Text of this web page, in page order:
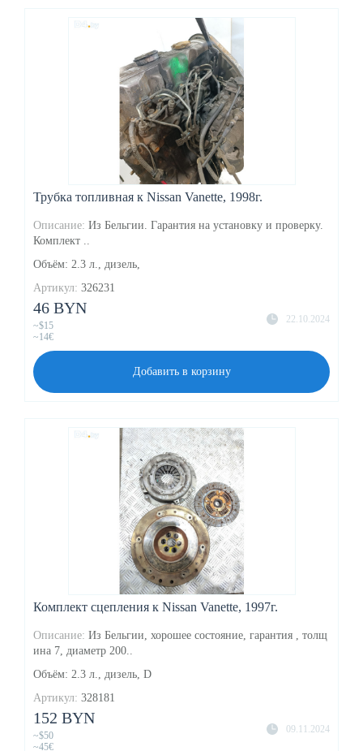
Трубка топливная к Nissan Vanette, 1998г.
Описание: Из Бельгии. Гарантия на установку и проверку.
Комплект ..
Объём: 2.3 л., дизель,
Артикул: 326231
22.10.2024
46 BYN
~$15
~14€
Добавить в корзину
Комплект сцепления к Nissan Vanette, 1997г.
Описание: Из Бельгии, хорошее состояние, гарантия , толщ
ина 7, диаметр 200..
Объём: 2.3 л., дизель, D
Артикул: 328181
09.11.2024
152 BYN
~$50
~45€